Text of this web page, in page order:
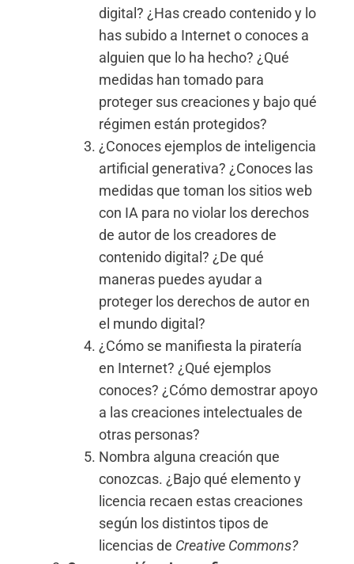
digital? ¿Has creado contenido y lo
has subido a Internet o conoces a
alguien que lo ha hecho? ¿Qué
medidas han tomado para
proteger sus creaciones y bajo qué
régimen están protegidos?
¿Conoces ejemplos de inteligencia
artificial generativa? ¿Conoces las
medidas que toman los sitios web
con IA para no violar los derechos
de autor de los creadores de
contenido digital? ¿De qué
maneras puedes ayudar a
proteger los derechos de autor en
el mundo digital?
¿Cómo se manifiesta la piratería
en Internet? ¿Qué ejemplos
conoces? ¿Cómo demostrar apoyo
a las creaciones intelectuales de
otras personas?
Nombra alguna creación que
conozcas. ¿Bajo qué elemento y
licencia recaen estas creaciones
según los distintos tipos de
licencias de Creative Commons?